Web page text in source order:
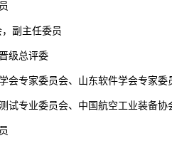
副主任委员
级总评委
会专家委员会、山东软件学会专家委
试专业委员会、中国航空工业装备协